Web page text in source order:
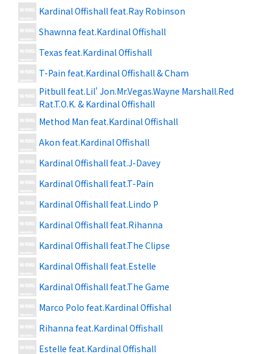
Kardinal Offishall feat.Ray Robinson
Shawnna feat.Kardinal Offishall
Texas feat.Kardinal Offishall
T-Pain feat.Kardinal Offishall & Cham
Pitbull feat.Lil' Jon.Mr.Vegas.Wayne Marshall.Red
Rat.T.O.K. & Kardinal Offishall
Method Man feat.Kardinal Offishall
Akon feat.Kardinal Offishall
Kardinal Offishall feat.J-Davey
Kardinal Offishall feat.T-Pain
Kardinal Offishall feat.Lindo P
Kardinal Offishall feat.Rihanna
Kardinal Offishall feat.The Clipse
Kardinal Offishall feat.Estelle
Kardinal Offishall feat.The Game
Marco Polo feat.Kardinal Offishal
Rihanna feat.Kardinal Offishall
Estelle feat.Kardinal Offishall